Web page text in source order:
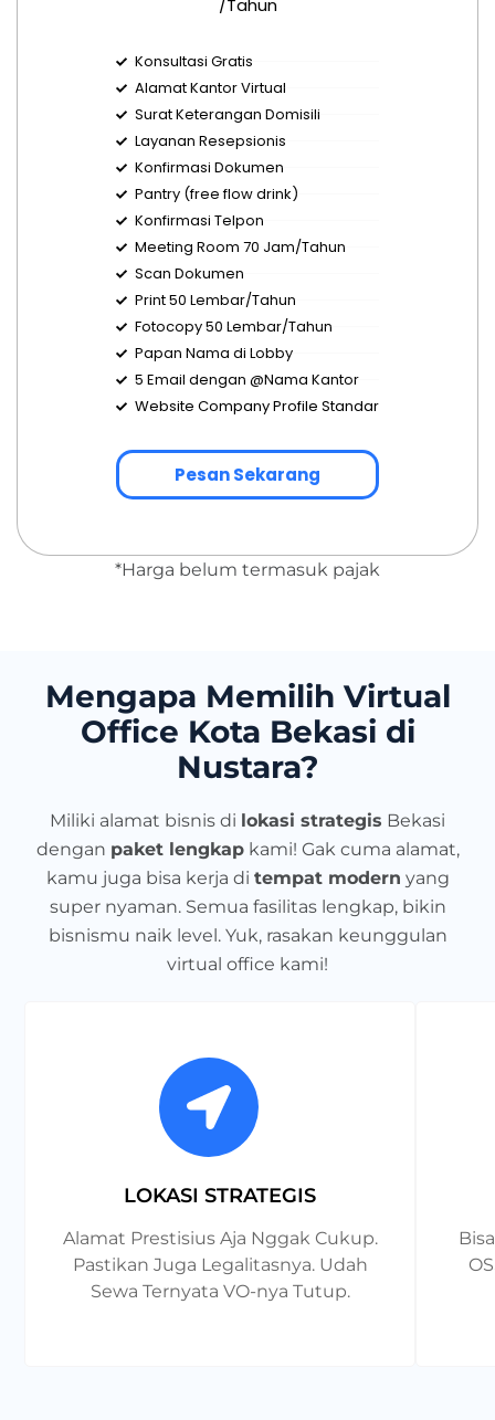
/Tahun
Konsultasi Gratis
Alamat Kantor Virtual
Surat Keterangan Domisili
Layanan Resepsionis
Konfirmasi Dokumen
Pantry (free flow drink)
Konfirmasi Telpon
Meeting Room 70 Jam/Tahun
Scan Dokumen
Print 50 Lembar/Tahun
Fotocopy 50 Lembar/Tahun
Papan Nama di Lobby
5 Email dengan @Nama Kantor
Website Company Profile Standar
Pesan Sekarang
*Harga belum termasuk pajak
Mengapa Memilih Virtual
Office Kota Bekasi di
Nustara?
Miliki alamat bisnis di lokasi strategis Bekasi
dengan paket lengkapkami! Gak cuma alamat,
kamu juga bisa kerja di tempat modern yang
super nyaman. Semua fasilitas lengkap, bikin
bisnismu naik level. Yuk, rasakan keunggulan
virtual office kami!
LOKASI STRATEGIS
Alamat Prestisius Aja Nggak Cukup.
Pastikan Juga Legalitasnya. Udah
Sewa Ternyata VO-nya Tutup.